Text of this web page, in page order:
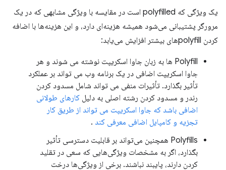
یک ویژگی که polyfilled است در مقایسه با ویژگی مشابهی که در یک
مرورگر پشتیبانی می‌شود همیشه هزینه‌ای دارد، و این هزینه‌ها با اضافه
کردن polyfill‌های بیشتر افزایش می‌یابد:
Polyfill ها به زبان جاوا اسکریپت نوشته می شوند و هر
جاوا اسکریپت اضافی در یک برنامه وب می تواند بر عملکرد
تأثیر بگذارد. تأثیرات منفی می تواند شامل مسدود کردن
رندر و مسدود کردن رشته اصلی به دلیل کارهای طولانی
اضافی باشد که جاوا اسکریپت می تواند از طریق کار
تجزیه و کامپایل اضافی معرفی کند .
Polyfills همچنین می‌تواند بر قابلیت دسترسی تأثیر
بگذارد، اگر به مشخصات ویژگی‌هایی که سعی در تقلید
کردن دارند، پایبند نباشند. برخی از ویژگی‌ها درخت